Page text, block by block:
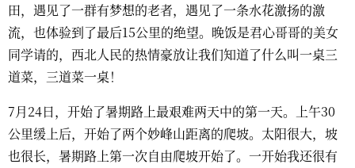
田，遇见了一群有梦想的老者，遇见了一条水花激扬的激
流，也体验到了最后15公里的绝望。晚饭是君心哥哥的美女
同学请的，西北人民的热情豪放让我们知道了什么叫一桌三
道菜，三道菜一桌！
7月24日，开始了暑期路上最艰难两天中的第一天。上午30
公里缓上后，开始了两个妙峰山距离的爬坡。太阳很大，坡
也很长，暑期路上第一次自由爬坡开始了。一开始我还很有